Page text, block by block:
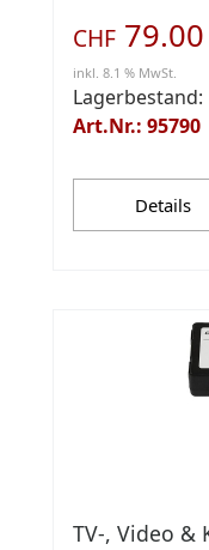
CHF 79.00
inkl. 8.1 % MwSt.
Lagerbestand:
Art.Nr.: 95790
Details
TV-, Video &